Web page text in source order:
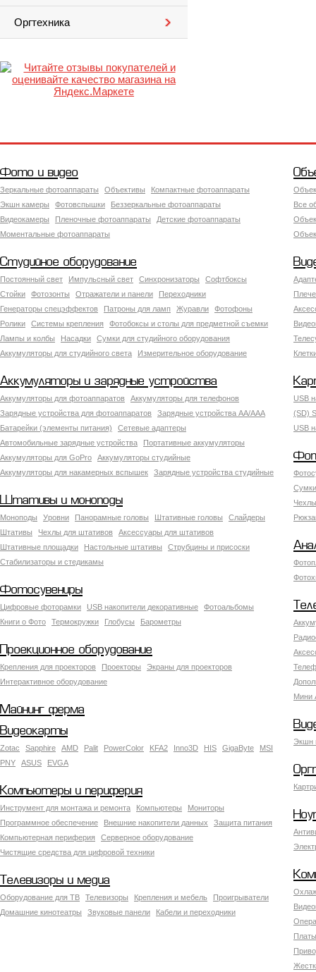
Оргтехника
Фото и видео
Зеркальные фотоаппараты Объективы
Компактные фотоаппараты
Экшн камеры
Фотовспышки
Беззеркальные фотоаппараты
Видеокамеры
Пленочные фотоаппараты
Детские фотоаппараты
Моментальные фотоаппараты
Все
Студийное оборудование
Постоянный свет Импульсный свет Синхронизаторы
Софтбоксы
Стойки
Фотозонты Отражатели и панели
Переходники
Генераторы спецэффектов
Патроны для ламп Журавли
Фотофоны
Ролики
Системы крепления
Фотобоксы и столы для предметной съемки
Лампы и колбы
Насадки
Сумки для студийного оборудования
Аккумуляторы для студийного света
Измерительное оборудование
Аккумуляторы и зарядные устройства
Аккумуляторы для фотоаппаратов
Аккумуляторы для телефонов
Зарядные устройства для фотоаппаратов
Зарядные устройства AA/AAA
Батарейки (элементы питания)
Сетевые адаптеры
Автомобильные зарядные устройства
Портативные аккумуляторы
Аккумуляторы для GoPro
Аккумуляторы студийные
Аккумуляторы для накамерных вспышек
Зарядные устройства студийные
USB
(SD)
USB
Штативы и моноподы
Моноподы Уровни Панорамные головы Штативные головы
Слайдеры
Штативы
Чехлы для штативов
Аксессуары для штативов
Штативные площадки
Настольные штативы
Струбцины и присоски
Стабилизаторы и стедикамы
Фотосувениры
Цифровые фоторамки USB накопители декоративные
Фотоальбомы
Книги о Фото
Термокружки Глобусы Барометры
Мини
Проекционное оборудование
Крепления для проекторов Проекторы
Экраны для проекторов
Интерактивное оборудование
Майнинг ферма
Экшн
Видеокарты
Zotac Sapphire AMD Palit PowerColor KFA2 Inno3D HIS GigaByte
MSI
PNY
ASUS EVGA
Компьютеры и периферия
Инструмент для монтажа и ремонта Компьютеры
Мониторы
Программное обеспечение
Внешние накопители данных
Защита питания
Компьютерная периферия
Серверное оборудование
Чистящие средства для цифровой техники
Телевизоры и медиа
Оборудование для ТВ Телевизоры Крепления и мебель
Проигрыватели
Домашние кинотеатры
Звуковые панели Кабели и переходники